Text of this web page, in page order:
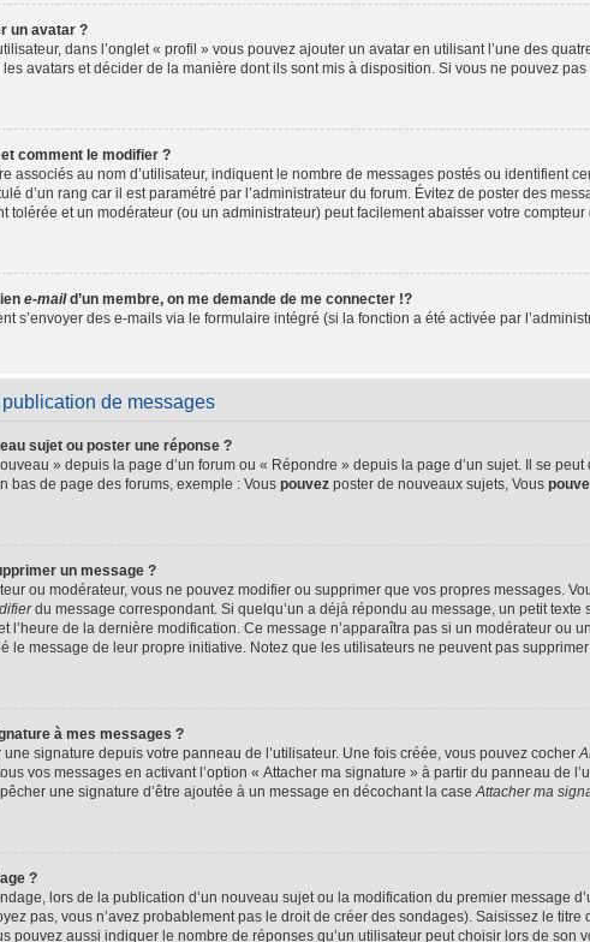
un avatar ?
dans l’onglet « profil » vous pouvez ajouter un avatar en utilisant l’une des
avatars et décider de la manière dont ils sont mis à disposition. Si vous ne pouvez
comment le modifier ?
associés au nom d’utilisateur, indiquent le nombre de messages postés ou identifient
d’un rang car il est paramétré par l’administrateur du forum. Évitez de poster des
tolérée et un modérateur (ou un administrateur) peut facilement abaisser votre compteur
e-maild’un membre, on me demande de me connecter !?
s’envoyer des e-mails via le formulaire intégré (si la fonction a été activée par
de messages
sujet ou poster une réponse ?
» depuis la page d’un forum ou « Répondre » depuis la page d’un sujet. Il se
bas de page des forums, exemple : Vous pouvez poster de nouveaux sujets, Vous
un message ?
ou modérateur, vous ne pouvez modifier ou supprimer que vos propres messages.
du message correspondant. Si quelqu’un a déjà répondu au message, un petit
l’heure de la dernière modification. Ce message n’apparaîtra pas si un modérateur
le message de leur propre initiative. Notez que les utilisateurs ne peuvent pas
à mes messages ?
une signature depuis votre panneau de l’utilisateur. Une fois créée, vous pouvez cocher
vos messages en activant l’option « Attacher ma signature » à partir du panneau de
une signature d’être ajoutée à un message en décochant la caseAttacher ma
?
lors de la publication d’un nouveau sujet ou la modification du premier message
pas, vous n’avez probablement pas le droit de créer des sondages). Saisissez le
pouvez aussi indiquer le nombre de réponses qu’un utilisateur peut choisir lors de